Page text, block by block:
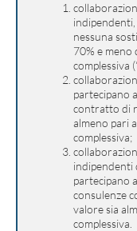
nessuna
70% e meno
complessiva
partecipano
contratto di
almeno pari
complessiva;
indipendenti
partecipano
consulenze
valore sia
complessiva.